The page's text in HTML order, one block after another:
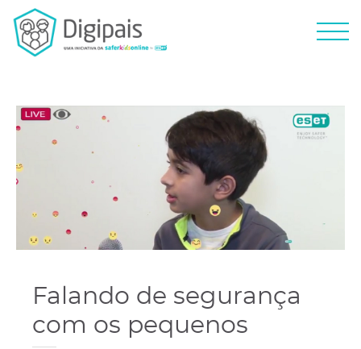
Falando de segurança
com os pequenos